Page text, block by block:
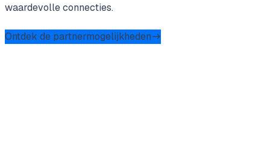
waardevolle connecties.
Ontdek de partnermogelijkheden